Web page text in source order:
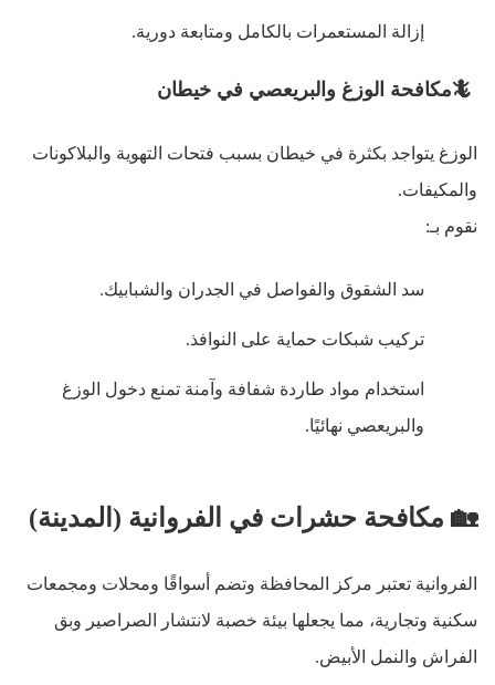
إزالة المستعمرات بالكامل ومتابعة دورية.
🦎مكافحة الوزغ والبريعصي في خيطان
الوزغ يتواجد بكثرة في خيطان بسبب فتحات التهوية والبلاكونات
والمكيفات.
نقوم بـ:
سد الشقوق والفواصل في الجدران والشبابيك.
تركيب شبكات حماية على النوافذ.
استخدام مواد طاردة شفافة وآمنة تمنع دخول الوزغ
والبريعصي نهائيًا.
🏡 مكافحة حشرات في الفروانية (المدينة)
الفروانية تعتبر مركز المحافظة وتضم أسواقًا ومحلات ومجمعات
سكنية وتجارية، مما يجعلها بيئة خصبة لانتشار الصراصير وبق
الفراش والنمل الأبيض.